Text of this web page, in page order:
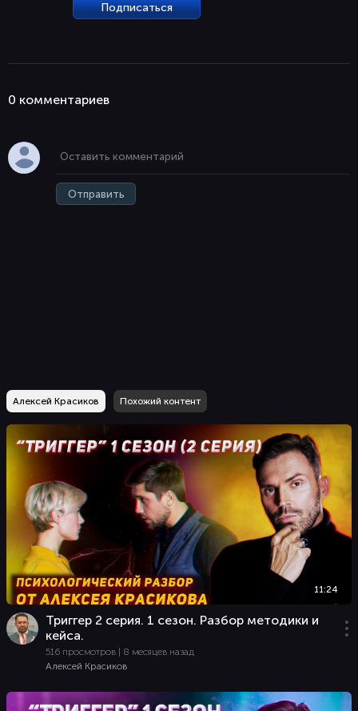
Подписаться
0 комментaриев
Отправить
Алексей Красиков Похожий контент
11:24
Триггер 2 серия. 1 сезон. Разбор методики и
кейса.
516 просмотров | 8 месяцев назад
Алексей Красиков